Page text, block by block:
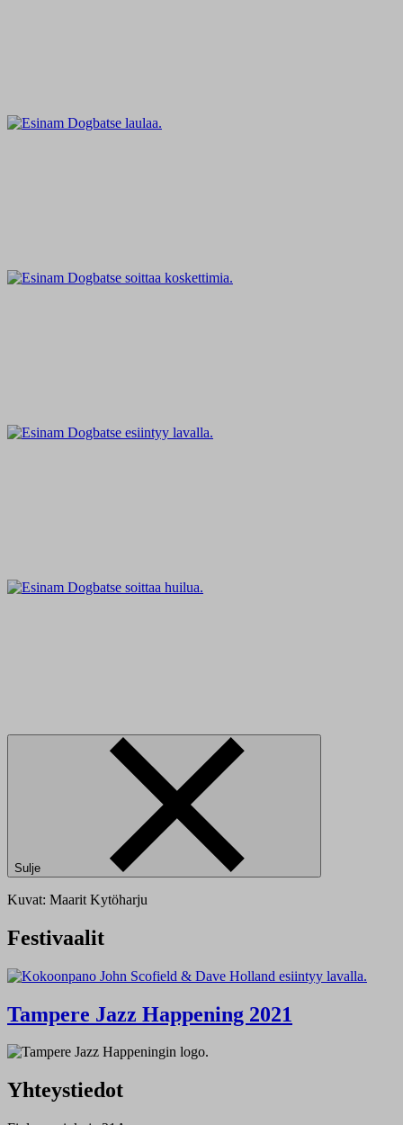
Sulje
Kuvat: Maarit Kytöharju
Festivaalit
Tampere Jazz Happening 2021
Yhteystiedot